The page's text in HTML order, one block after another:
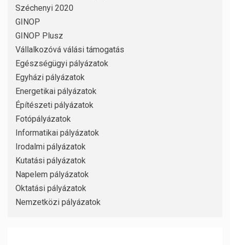
Széchenyi 2020
GINOP
GINOP Plusz
Vállalkozóvá válási támogatás
Egészségügyi pályázatok
Egyházi pályázatok
Energetikai pályázatok
Építészeti pályázatok
Fotópályázatok
Informatikai pályázatok
Irodalmi pályázatok
Kutatási pályázatok
Napelem pályázatok
Oktatási pályázatok
Nemzetközi pályázatok